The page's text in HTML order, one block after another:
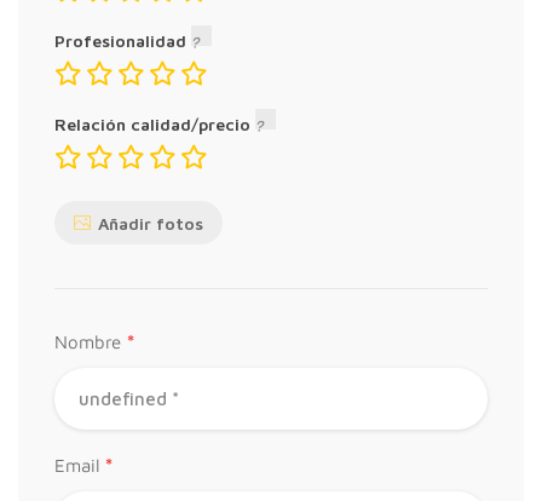
Profesionalidad
Relación calidad/precio
Añadir fotos
Nombre *
Email *